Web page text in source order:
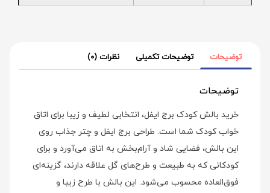
توضیحات توضیحات تکمیلی نظرات (0)
توضیحات
خرید بالش کودک برج ایفل، انتخابی لطیف و زیبا برای اتاق
خواب کودک شما است. طراحی برج ایفل و چتر جذاب روی
این بالش، فضایی شاد و آرام‌بخش به اتاق می‌آورد و برای
کودکانی که به طبیعت و طرح‌های گل علاقه دارند، گزینه‌ای
فوق‌العاده محسوب می‌شود. این بالش با طرح زیبا و